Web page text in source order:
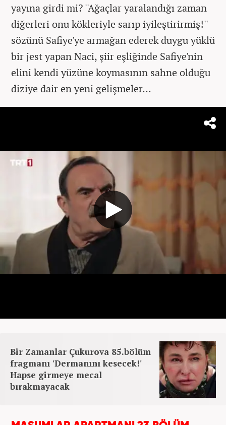
yayına girdi mi? ''Ağaçlar yaralandığı zaman
diğerleri onu kökleriyle sarıp iyileştirirmiş!''
sözünü Safiye'ye armağan ederek duygu yüklü
bir jest yapan Naci, şiir eşliğinde Safiye'nin
elini kendi yüzüne koymasının sahne olduğu
diziye dair en yeni gelişmeler...
Bir Zamanlar Çukurova 85.bölüm
fragmanı 'Dermanını kesecek!'
Hapse girmeye mecal
bırakmayacak